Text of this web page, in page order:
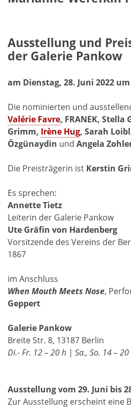
Ausstellung und
der Galerie Pankow
am Dienstag, 28. Juni 2022
Die nominierten und
Valérie Favre, FRANEK, Stella
Grimm, Irène Hug, Sarah
Özgünaydin und Angela
Die Preisträgerin ist Kerstin
Es sprechen:
Annette Tietz
Leiterin der Galerie Pankow
Ute Gräfin von Hardenberg
Vorsitzende des Vereins der
1867
im Anschluss
When Mouth Meets Nose,
Geppert
Galerie Pankow
Breite Str. 8, 13187 Berlin
Di.- Fr. 12 – 20 h | Sa., So. 14 – 20
Ausstellung vom 29. Juni bis
Zur Ausstellung erscheint eine